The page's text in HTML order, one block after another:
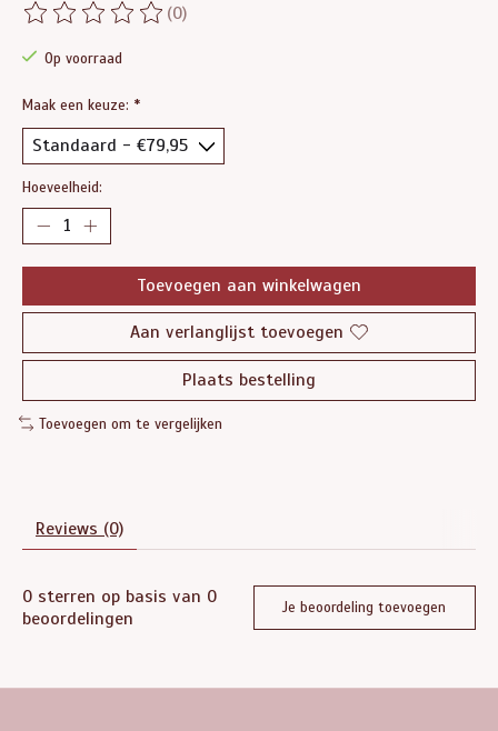
De beoordeling van dit product is
(0)
Op voorraad
Maak een keuze: *
Hoeveelheid:
Toevoegen aan winkelwagen
Aan verlanglijst toevoegen
Plaats bestelling
Toevoegen om te vergelijken
Reviews (0)
0 sterren op basis van 0
beoordelingen
Je beoordeling toevoegen